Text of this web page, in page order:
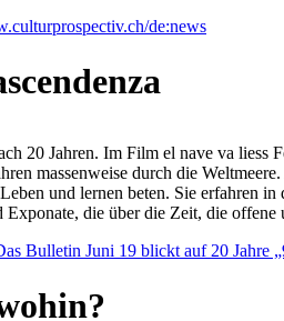
de:news
20 Jahren. Im Film el nave va
massenweise durch die
und lernen beten. Sie erfahren
die über die Zeit, die offene
Bulletin Juni 19 blickt auf 20 Jahre